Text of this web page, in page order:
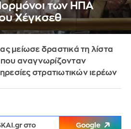
των ΗΠΑ
Χέγκσεθ
μείωσε δραστικά τη λίστα
αναγνωρίζονταν
στρατιωτικών ιερέων
στο Google